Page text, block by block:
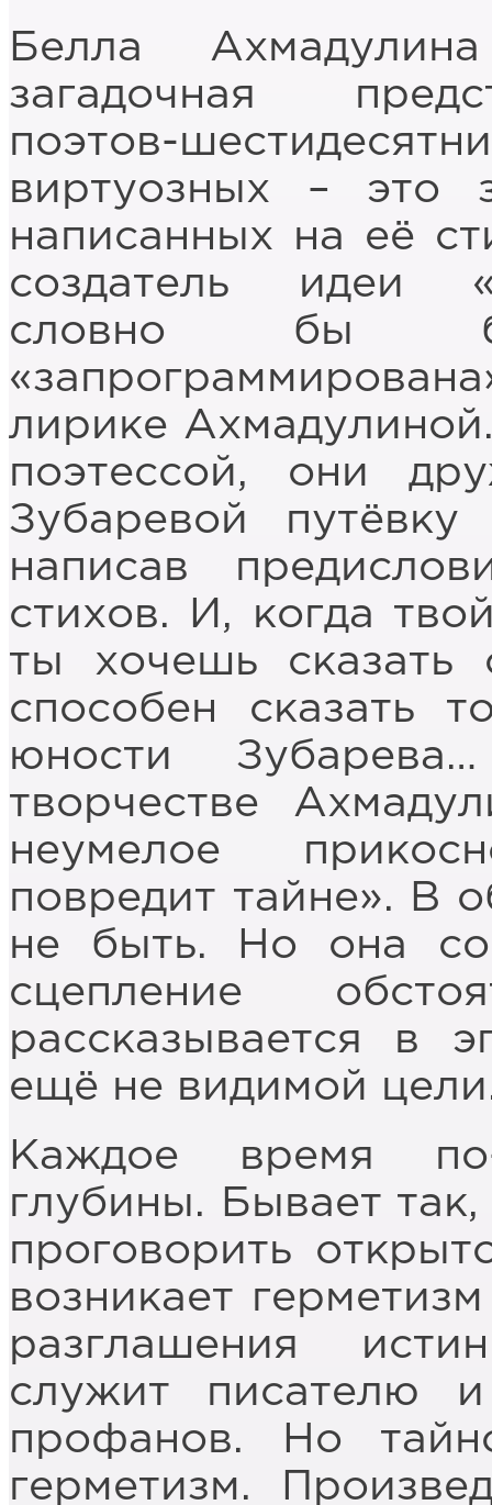
Белла
загадочная
поэтов-
виртуозных – это
написанных на её
создатель идеи
словно бы
лирике
поэтессой, они
Зубаревой
написав
стихов. И, когда
ты хочешь сказать
способен сказать
юности
творчестве
неумелое
повредит тайне». В
не быть. Но она
сцепление
рассказывается в
ещё не видимой
Каждое время
глубины. Бывает
проговорить
возникает
разглашения
служит писателю
профанов. Но
герметизм.